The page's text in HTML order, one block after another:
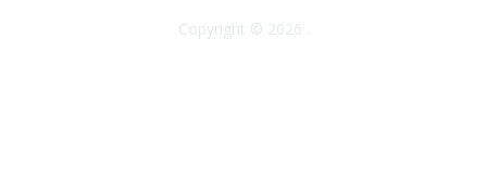
Copyright © 2026 .